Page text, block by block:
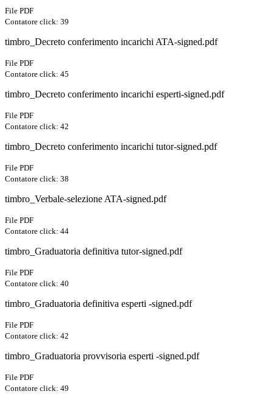
File PDF
Contatore click: 39
timbro_Decreto conferimento incarichi ATA-signed.pdf
File PDF
Contatore click: 45
timbro_Decreto conferimento incarichi esperti-signed.pdf
File PDF
Contatore click: 42
timbro_Decreto conferimento incarichi tutor-signed.pdf
File PDF
Contatore click: 38
timbro_Verbale-selezione ATA-signed.pdf
File PDF
Contatore click: 44
timbro_Graduatoria definitiva tutor-signed.pdf
File PDF
Contatore click: 40
timbro_Graduatoria definitiva esperti -signed.pdf
File PDF
Contatore click: 42
timbro_Graduatoria provvisoria esperti -signed.pdf
File PDF
Contatore click: 49